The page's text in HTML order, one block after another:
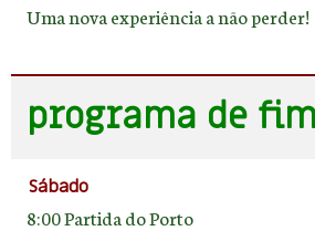
Uma nova experiência a não perder!
programa de
Sábado
8:00 Partida do Porto